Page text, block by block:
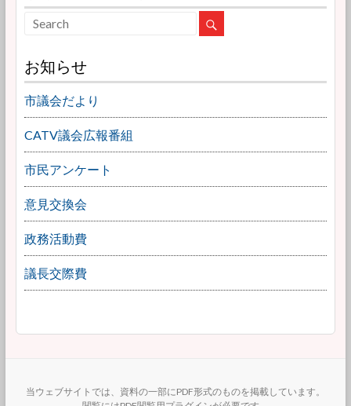
お知らせ
市議会だより
CATV議会広報番組
市民アンケート
意見交換会
政務活動費
議長交際費
当ウェブサイトでは、資料の一部にPDF形式のものを掲載しています。